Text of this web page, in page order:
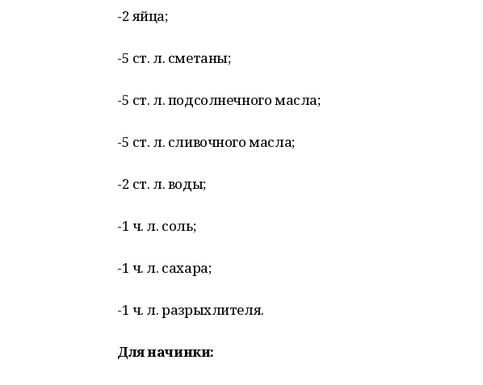
-2 яйца;
-5 ст. л. сметаны;
-5 ст. л. подсолнечного масла;
-5 ст. л. сливочного масла;
-2 ст. л. воды;
-1 ч. л. соль;
-1 ч. л. сахара;
-1 ч. л. разрыхлителя.
Для начинки: